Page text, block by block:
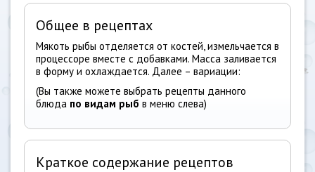
Общее в рецептах
Мякоть рыбы отделяется от костей, измельчается в
процессоре вместе с добавками. Масса заливается
в форму и охлаждается. Далее – вариации:
(Вы также можете выбрать рецепты данного
блюда по видам рыб в меню слева)
Краткое содержание рецептов